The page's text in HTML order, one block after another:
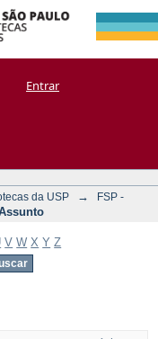
Entrar
da USP →
FSP -
V W X Y Z